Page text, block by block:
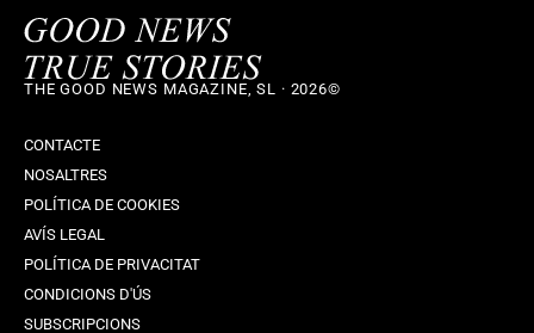
THE GOOD NEWS MAGAZINE, SL · 2026©
CONTACTE
NOSALTRES
POLÍTICA DE COOKIES
AVÍS LEGAL
POLÍTICA DE PRIVACITAT
CONDICIONS D'ÚS
SUBSCRIPCIONS